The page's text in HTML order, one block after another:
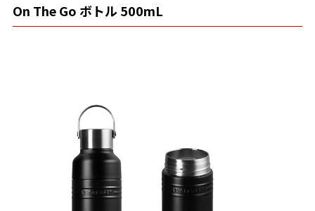
On The Go ボトル 500mL